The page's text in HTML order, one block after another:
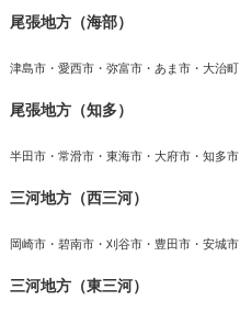
尾張地方（海部）
津島市・愛西市・弥富市・あま市・大治
尾張地方（知多）
半田市・常滑市・東海市・大府市・知多
三河地方（西三河）
岡崎市・碧南市・刈谷市・豊田市・安城
三河地方（東三河）